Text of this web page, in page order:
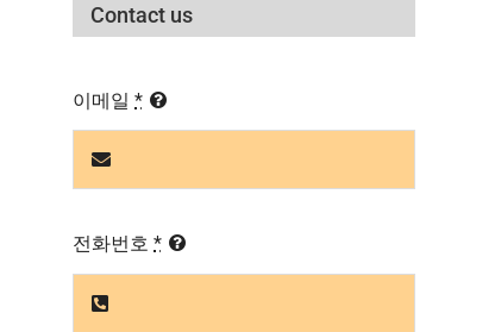
Contact us
이메일 *
전화번호 *